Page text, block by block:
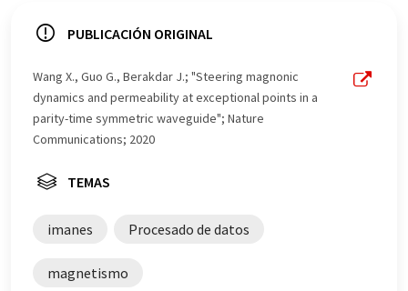
ofrece estas traducciones automáticas para presentar
este artículo ha sido traducido con traducción
automática, es posible que contenga errores de
vocabulario, sintaxis o gramática. El artículo original en
Inglés se puede encontrar
PUBLICACIÓN ORIGINAL
Wang X., Guo G., Berakdar J.; "Steering magnonic
dynamics and permeability at exceptional points in a
parity-time symmetric waveguide"; Nature
Communications; 2020
TEMAS
imanes Procesado de datos
magnetismo